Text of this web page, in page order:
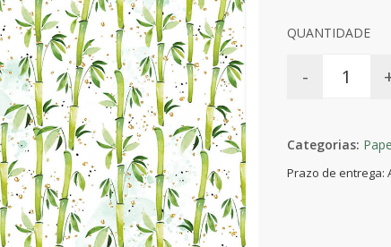
QUANTIDADE
-
Categorias:
Prazo de entrega: